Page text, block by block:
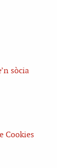
sòcia
Cookies